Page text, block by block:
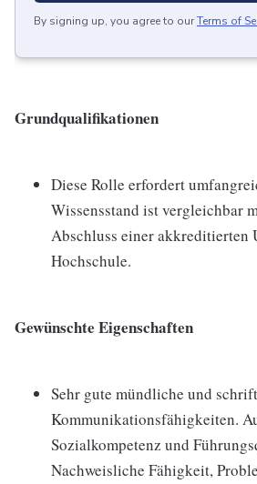
By signing up, you agree to ourTerms of
Grundqualifikationen
Diese Rolle erfordert
Wissensstand ist vergleichbar
Abschluss einer akkreditierten
Hochschule.
Gewünschte Eigenschaften
Sehr gute mündliche und
Kommunikationsfähigkeiten.
Sozialkompetenz und
Nachweisliche Fähigkeit,